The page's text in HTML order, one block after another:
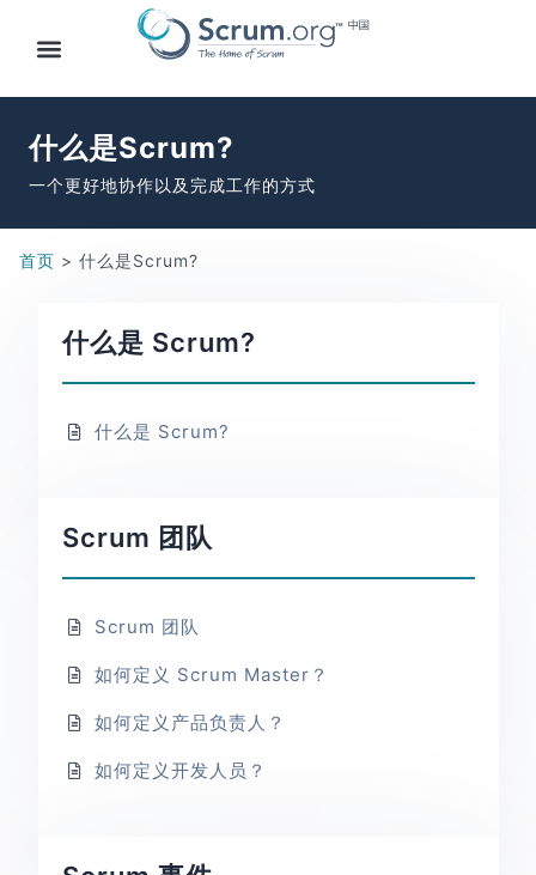
什么是Scrum?
一个更好地协作以及完成工作的方式
首页 > 什么是Scrum?
什么是 Scrum?
什么是 Scrum?
Scrum 团队
Scrum 团队
如何定义 Scrum Master？
如何定义产品负责人？
如何定义开发人员？